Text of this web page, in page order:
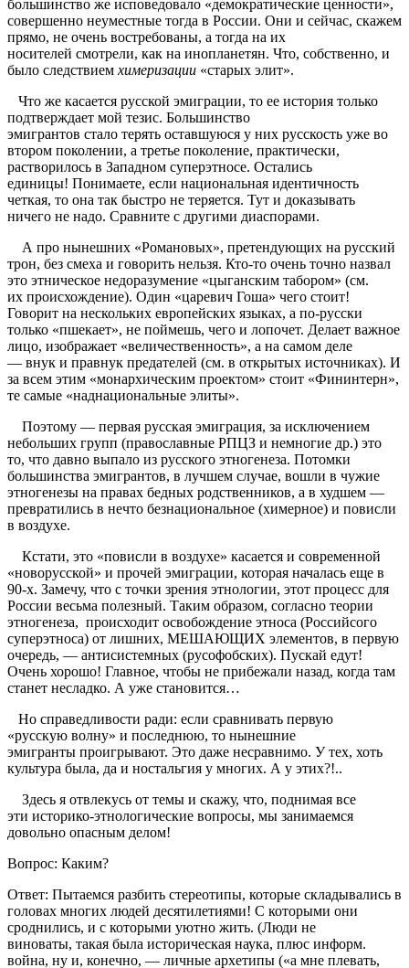
большинство же исповедовало «демократические ценности»,
совершенно неуместные тогда в России. Они и сейчас, скажем
прямо, не очень востребованы, а тогда на их
носителей смотрели, как на инопланетян. Что, собственно, и
было следствием химеризации «старых элит».
Что же касается русской эмиграции, то ее история только
подтверждает мой тезис. Большинство
эмигрантов стало терять оставшуюся у них русскость уже во
втором поколении, а третье поколение, практически,
растворилось в Западном суперэтносе. Остались
единицы! Понимаете, если национальная идентичность
четкая, то она так быстро не теряется. Тут и доказывать
ничего не надо. Сравните с другими диаспорами.
А про нынешних «Романовых», претендующих на русский
трон, без смеха и говорить нельзя. Кто-то очень точно назвал
это этническое недоразумение «цыганским табором» (см.
их происхождение). Один «царевич Гоша» чего стоит!
Говорит на нескольких европейских языках, а по-русски
только «пшекает», не поймешь, чего и лопочет. Делает важное
лицо, изображает «величественность», а на самом деле
— внук и правнук предателей (см. в открытых источниках). И
за всем этим «монархическим проектом» стоит «Фининтерн»,
те самые «наднациональные элиты».
Поэтому — первая русская эмиграция, за исключением
небольших групп (православные РПЦЗ и немногие др.) это
то, что давно выпало из русского этногенеза. Потомки
большинства эмигрантов, в лучшем случае, вошли в чужие
этногенезы на правах бедных родственников, а в худшем —
превратились в нечто безнациональное (химерное) и повисли
в воздухе.
Кстати, это «повисли в воздухе» касается и современной
«новорусской» и прочей эмиграции, которая началась еще в
90-х. Замечу, что с точки зрения этнологии, этот процесс для
России весьма полезный. Таким образом, согласно теории
этногенеза, происходит освобождение этноса (Российсого
суперэтноса) от лишних, МЕШАЮЩИХ элементов, в первую
очередь, — антисистемных (русофобских). Пускай едут!
Очень хорошо! Главное, чтобы не прибежали назад, когда там
станет несладко. А уже становится…
Но справедливости ради: если сравнивать первую
«русскую волну» и последнюю, то нынешние
эмигранты проигрывают. Это даже несравнимо. У тех, хоть
культура была, да и ностальгия у многих. А у этих?!..
Здесь я отвлекусь от темы и скажу, что, поднимая все
эти историко-этнологические вопросы, мы занимаемся
довольно опасным делом!
Вопрос: Каким?
Ответ: Пытаемся разбить стереотипы, которые складывались в
головах многих людей десятилетиями! С которыми они
сроднились, и с которыми уютно жить. (Люди не
виноваты, такая была историческая наука, плюс информ.
война, ну и, конечно, — личные архетипы («а мне плевать,